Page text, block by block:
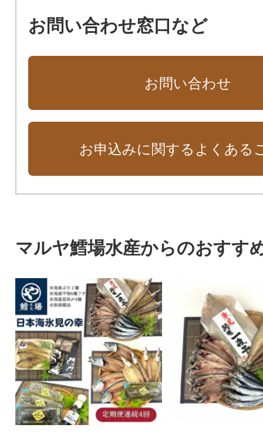
お問い合わせ窓口など
お問い合わせ
お申込みに関するよくある
マルヤ鱈場水産からのおすす